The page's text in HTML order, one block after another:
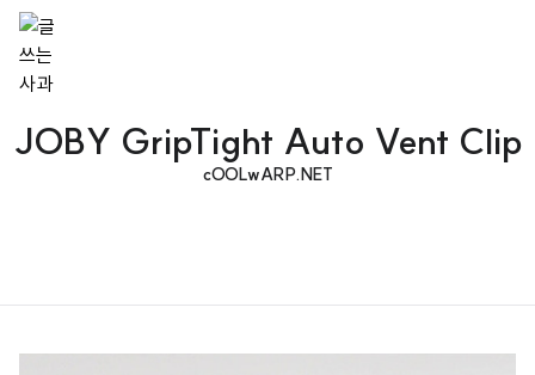
JOBY GripTight Auto Vent Clip
cOOLwARP.NET